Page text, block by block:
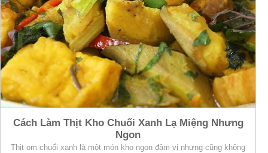
Cách Làm Thịt Kho Chuối Xanh Lạ Miệng Nhưng
Ngon
Thịt om chuối xanh là một món kho ngon đậm vị nhưng cũng không